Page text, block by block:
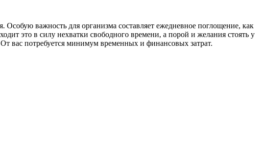
Особую важность для организма составляет ежедневное поглощение, как
это в силу нехватки свободного времени, а порой и желания стоять у
вас потребуется минимум временных и финансовых затрат.